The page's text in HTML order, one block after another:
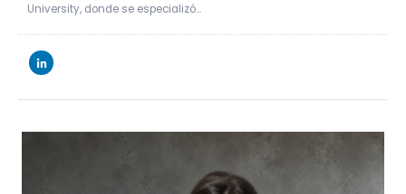
University, donde se especializó…